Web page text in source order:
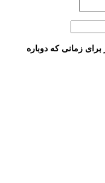
زمانی که دوباره